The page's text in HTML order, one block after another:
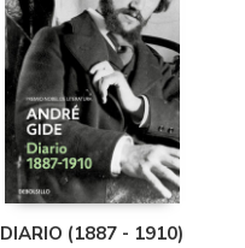
DIARIO (1887 - 1910)